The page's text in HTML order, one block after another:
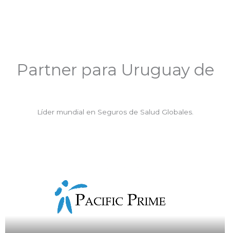
Partner para Uruguay de
Líder mundial en Seguros de Salud Globales.